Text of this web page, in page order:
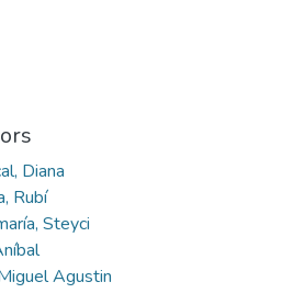
Diana
Rubí
Steyci
Agustin